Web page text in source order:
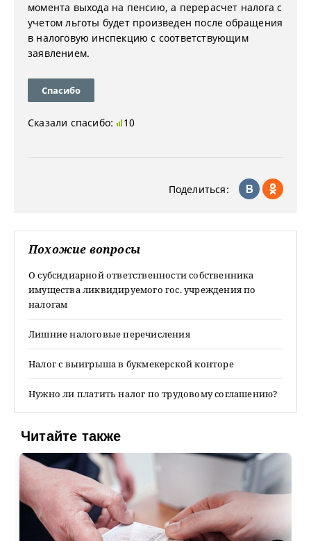
момента выхода на пенсию, а перерасчет налога с
учетом льготы будет произведен после обращения
в налоговую инспекцию с соответствующим
заявлением.
Спасибо
Сказали спасибо: 10
Поделиться:
Похожие вопросы
О субсидиарной ответственности собственника
имущества ликвидируемого гос. учреждения по
налогам
Лишние налоговые перечисления
Налог с выигрыша в букмекерской конторе
Нужно ли платить налог по трудовому соглашению?
Читайте также